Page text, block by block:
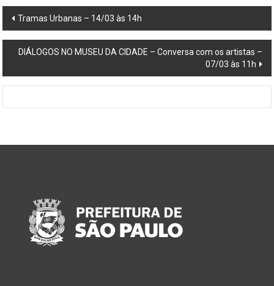
Post
navigation
Tramas Urbanas – 14/03 às 14h
DIÁLOGOS NO MUSEU DA CIDADE – Conversa com os artistas –
07/03 às 11h